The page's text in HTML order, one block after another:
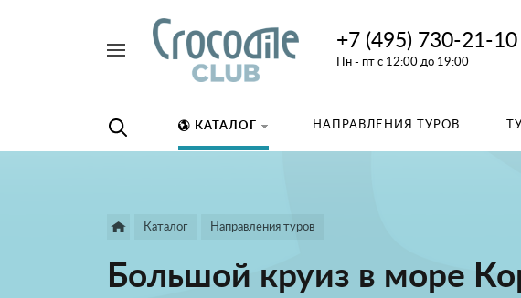
+7 (495) 730-21-10
Пн - пт с 12:00 до 19:00
КАТАЛОГ НАПРАВЛЕНИЯ ТУРОВ
Каталог Направления туров
Большой круиз в море